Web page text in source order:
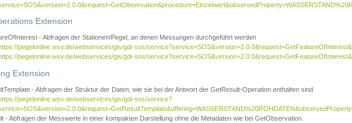
Extension
- Abfragen der Stationen/Pegel, an denen Messungen durchgeführt werden
pegelonline.wsv.de/webservices/gis/gdi-sos/
pegelonline.wsv.de/webservices/gis/gdi-sos/
Extension
- Abfragen der Struktur der Daten, wie sie bei der Antwort der GetResult-Operation enthalten sind
pegelonline.wsv.de/webservices/gis/gdi-sos/service?
- Abfragen der Messwerte in einer kompakten Darstellung ohne die Metadaten wie bei GetObservation.